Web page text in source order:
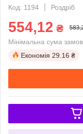
Код: 1194
Роздріб
554,12 ₴
Мінімальна сума
Економія 29.16 ₴